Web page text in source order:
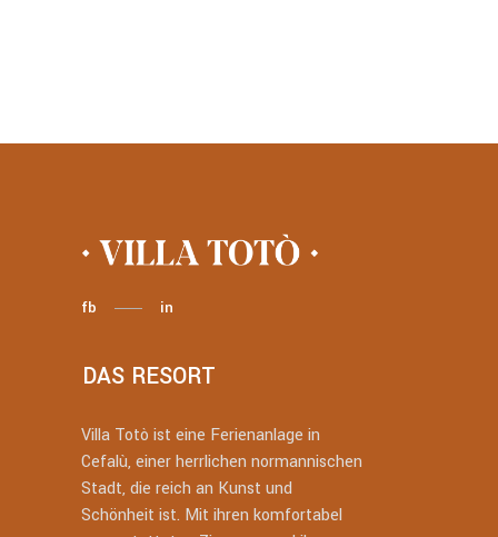
fb in
DAS RESORT
Villa Totò ist eine Ferienanlage in
Cefalù, einer herrlichen normannischen
Stadt, die reich an Kunst und
Schönheit ist. Mit ihren komfortabel